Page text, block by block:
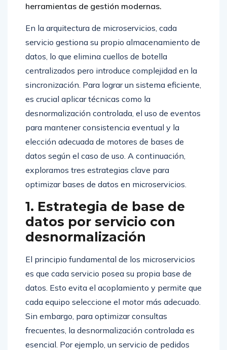
herramientas de gestión modernas.
En la arquitectura de microservicios, cada
servicio gestiona su propio almacenamiento de
datos, lo que elimina cuellos de botella
centralizados pero introduce complejidad en la
sincronización. Para lograr un sistema eficiente,
es crucial aplicar técnicas como la
desnormalización controlada, el uso de eventos
para mantener consistencia eventual y la
elección adecuada de motores de bases de
datos según el caso de uso. A continuación,
exploramos tres estrategias clave para
optimizar bases de datos en microservicios.
1. Estrategia de base de
datos por servicio con
desnormalización
El principio fundamental de los microservicios
es que cada servicio posea su propia base de
datos. Esto evita el acoplamiento y permite que
cada equipo seleccione el motor más adecuado.
Sin embargo, para optimizar consultas
frecuentes, la desnormalización controlada es
esencial. Por ejemplo, un servicio de pedidos